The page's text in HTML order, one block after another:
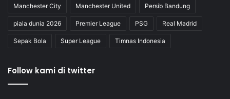
Manchester City Manchester United Persib Bandung
piala dunia 2026 Premier League PSG Real Madrid
Sepak Bola Super League Timnas Indonesia
Follow kami di twitter